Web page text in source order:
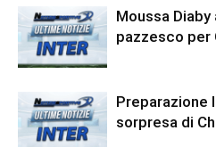
Moussa Diaby
pazzesco per
Preparazione
sorpresa di